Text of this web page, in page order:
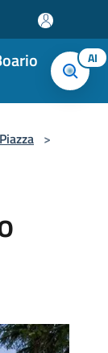
AI
Piazza >